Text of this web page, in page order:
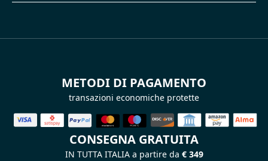
METODI DI PAGAMENTO
transazioni economiche protette
CONSEGNA GRATUITA
IN TUTTA ITALIA a partire da € 349